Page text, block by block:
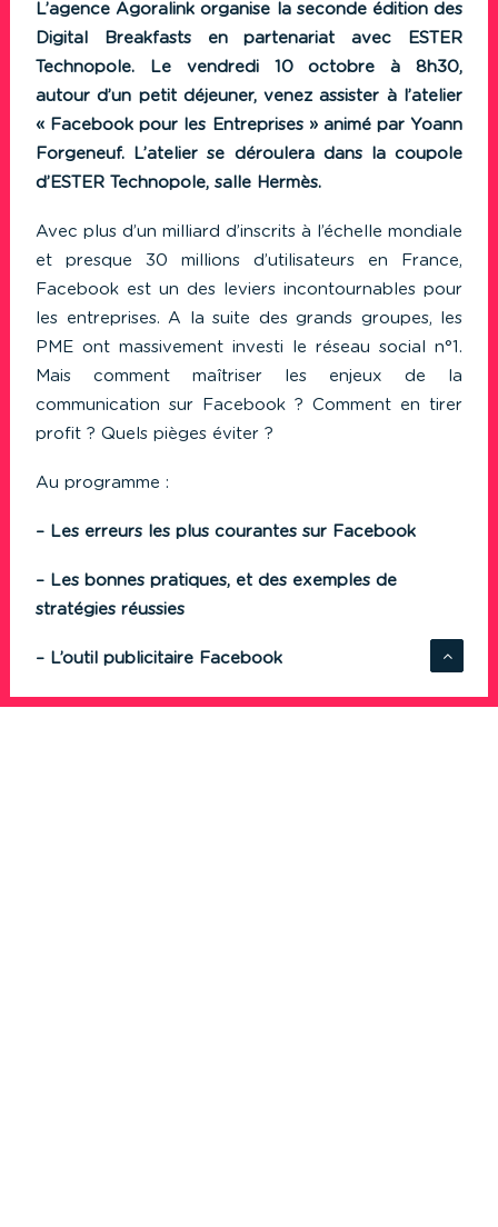
L’agence Agoralink organise la seconde édition des
Digital Breakfasts en partenariat avec ESTER
Technopole. Le vendredi 10 octobre à 8h30,
autour d’un petit déjeuner, venez assister à l’atelier
« Facebook pour les Entreprises » animé par Yoann
Forgeneuf. L’atelier se déroulera dans la coupole
d’ESTER Technopole, salle Hermès.
Avec plus d’un milliard d’inscrits à l’échelle mondiale
et presque 30 millions d’utilisateurs en France,
Facebook est un des leviers incontournables pour
les entreprises. A la suite des grands groupes, les
PME ont massivement investi le réseau social n°1.
Mais comment maîtriser les enjeux de la
communication sur Facebook ? Comment en tirer
profit ? Quels pièges éviter ?
Au programme :
– Les erreurs les plus courantes sur Facebook
– Les bonnes pratiques, et des exemples de
stratégies réussies
– L’outil publicitaire Facebook
– Faut-il encore utiliser Facebook en 2014 ?